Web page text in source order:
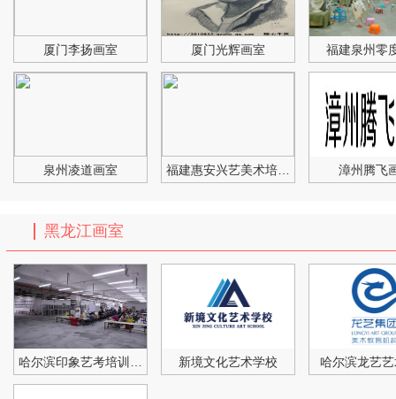
厦门李扬画室 厦门光辉画室 福建泉州零
泉州凌道画室 漳州腾飞
黑龙江画室
新境文化艺术学校 哈尔滨龙艺